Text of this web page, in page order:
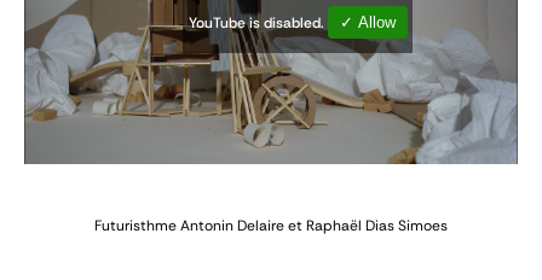
YouTube is disabled. ✓ Allow
FuturisthmeAntonin Delaire et Raphaël Dias Simoes